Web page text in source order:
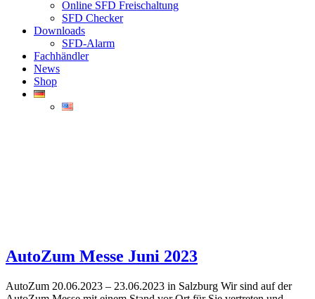
Online SFD Freischaltung
SFD Checker
Downloads
SFD-Alarm
Fachhändler
News
Shop
AutoZum Messe Juni 2023
AutoZum 20.06.2023 – 23.06.2023 in Salzburg Wir sind auf der